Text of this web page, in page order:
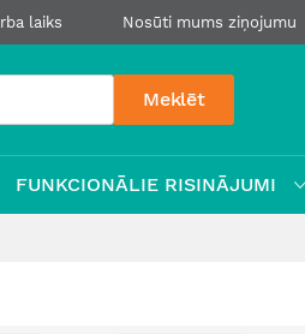
laiks Nosūti mums ziņojumu
Meklēt
FUNKCIONĀLIE RISINĀJUMI